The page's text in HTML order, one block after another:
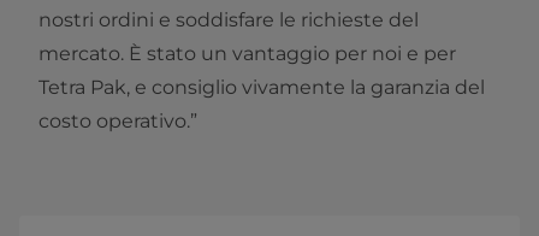
nostri ordini e soddisfare le richieste del
mercato. È stato un vantaggio per noi e per
Tetra Pak, e consiglio vivamente la garanzia del
costo operativo.”